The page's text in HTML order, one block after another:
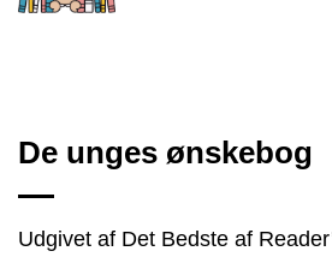
De unges ønskebog
Udgivet af Det Bedste af